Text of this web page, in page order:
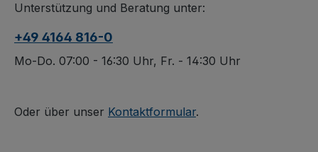
bündig im
eingelegt,
herausnehmbar und
oberflächengeschützte,
einfach
dank dauerhaft
geschützter
schlag- und
Unterstützung und Beratung unter:
+49 4164 816-0
Mo-Do. 07:00 - 16:30 Uhr, Fr. - 14:30 Uhr
Oder über unser Kontaktformular.